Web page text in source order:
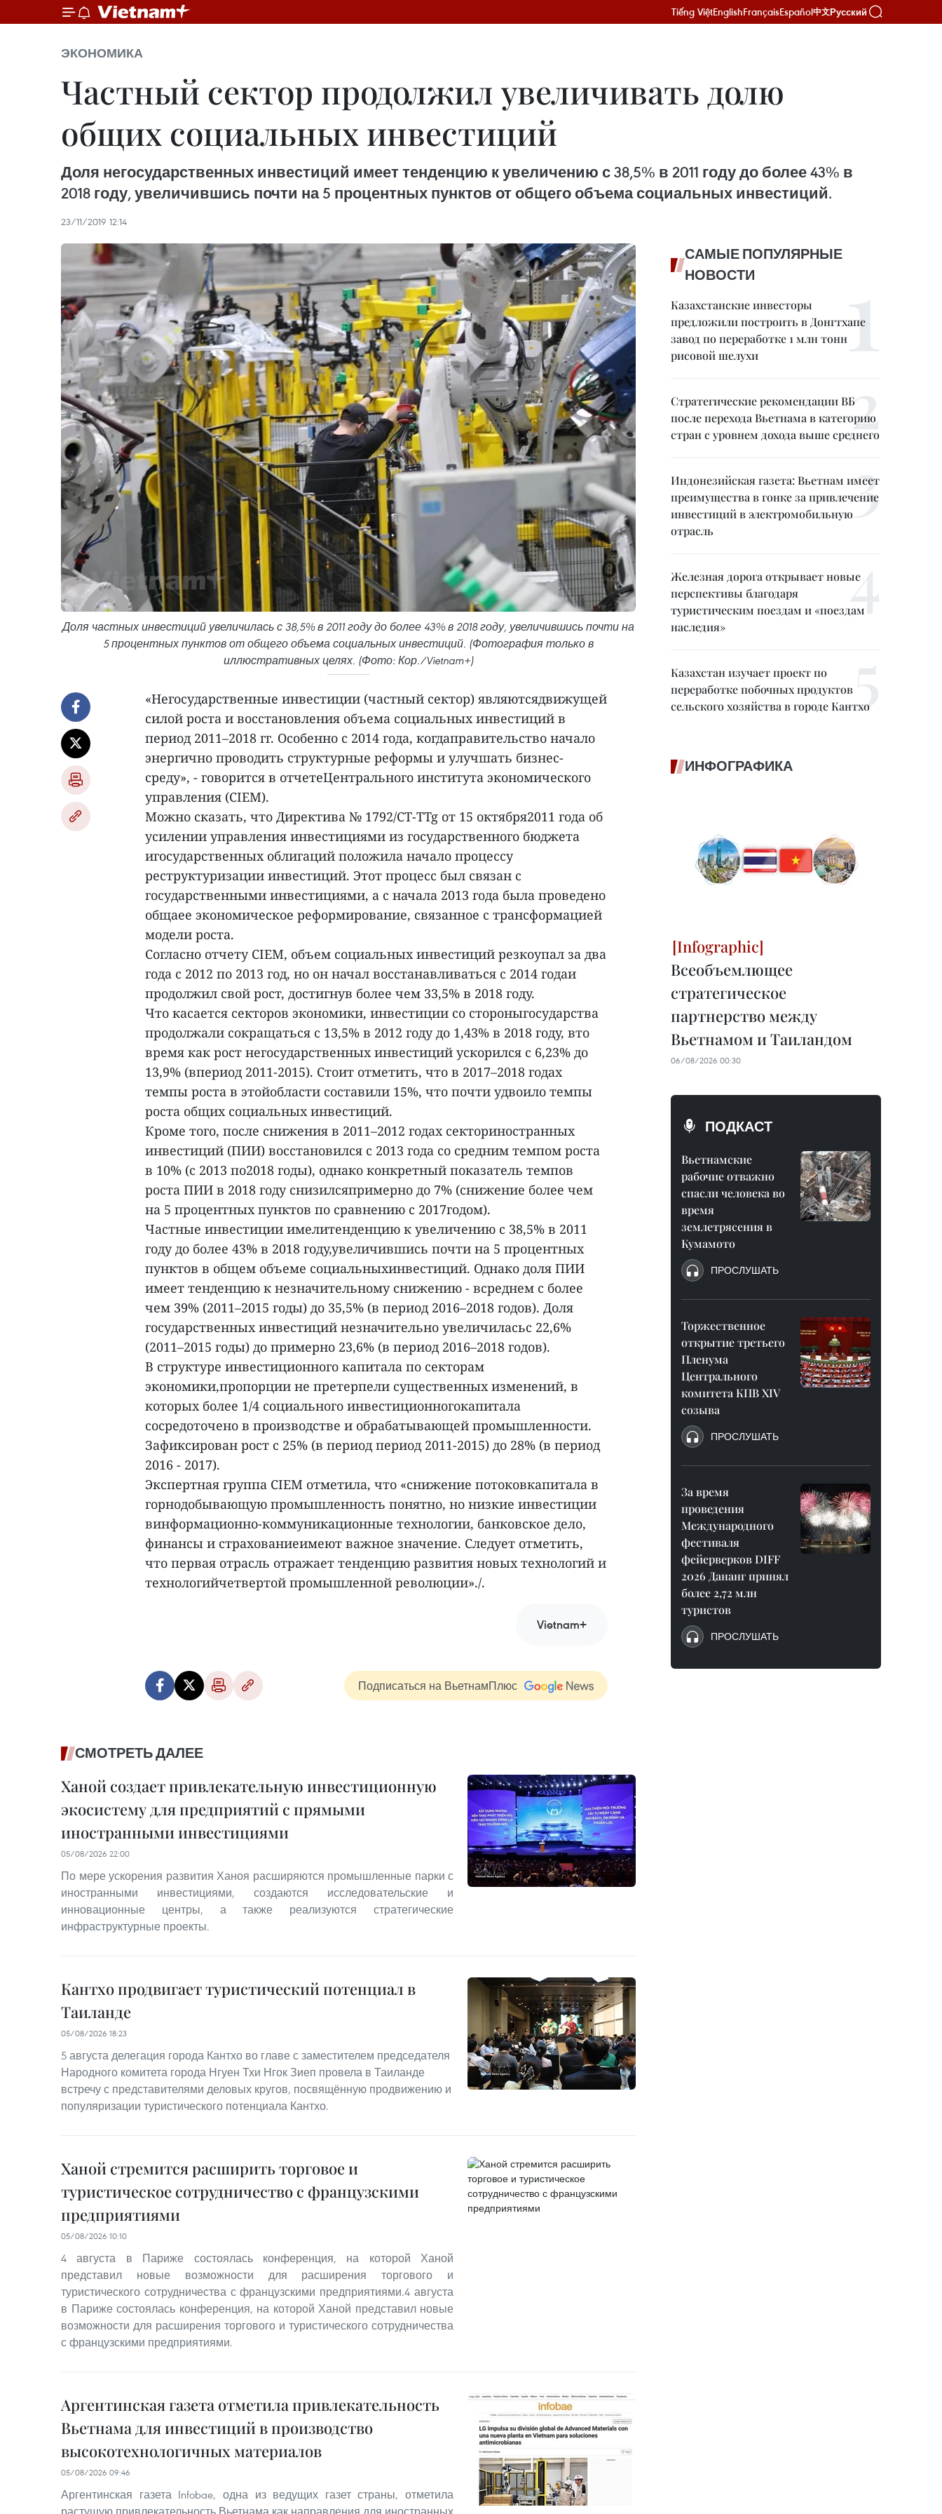
Tiếng ViệtEnglishFrançaisEspañol中文Русский
ЭКОНОМИКА
Частный сектор продолжил увеличивать долю
общих социальных инвестиций
Доля негосударственных инвестиций имеет тенденцию к увеличению с 38,5% в 2011 году до более 43% в
2018 году, увеличившись почти на 5 процентных пунктов от общего объема социальных инвестиций.
23/11/2019 12:14
Доля частных инвестиций увеличилась с 38,5% в 2011 году до более 43% в 2018 году, увеличившись почти на
5 процентных пунктов от общего объема социальных инвестиций. (Фотография только в
иллюстративных целях. (Фото: Кор./Vietnam+)
«Негосударственные инвестиции (частный сектор) являютсядвижущей
силой роста и восстановления объема социальных инвестиций в
период 2011–2018 гг. Особенно с 2014 года, когдаправительство начало
энергично проводить структурные реформы и улучшать бизнес-
среду», - говорится в отчетеЦентрального института экономического
управления (CIEM).
Можно сказать, что Директива № 1792/CT-TTg от 15 октября2011 года об
усилении управления инвестициями из государственного бюджета
игосударственных облигаций положила начало процессу
реструктуризации инвестиций. Этот процесс был связан с
государственными инвестициями, а с начала 2013 года была проведено
общаее экономическое реформирование, связанное с трансформацией
модели роста.
Согласно отчету CIEM, объем социальных инвестиций резкоупал за два
года с 2012 по 2013 год, но он начал восстанавливаться с 2014 годаи
продолжил свой рост, достигнув более чем 33,5% в 2018 году.
Что касается секторов экономики, инвестиции со стороныгосударства
продолжали сокращаться с 13,5% в 2012 году до 1,43% в 2018 году, вто
время как рост негосударственных инвестиций ускорился с 6,23% до
13,9% (впериод 2011-2015). Стоит отметить, что в 2017–2018 годах
темпы роста в этойобласти составили 15%, что почти удвоило темпы
роста общих социальных инвестиций.
Кроме того, после снижения в 2011–2012 годах секториностранных
инвестиций (ПИИ) восстановился с 2013 года со средним темпом роста
в 10% (с 2013 по2018 годы), однако конкретный показатель темпов
роста ПИИ в 2018 году снизилсяпримерно до 7% (снижение более чем
на 5 процентных пунктов по сравнению с 2017годом).
Частные инвестиции имелитенденцию к увеличению с 38,5% в 2011
году до более 43% в 2018 году,увеличившись почти на 5 процентных
пунктов в общем объеме социальныхинвестиций. Однако доля ПИИ
имеет тенденцию к незначительному снижению - всреднем с более
чем 39% (2011–2015 годы) до 35,5% (в период 2016–2018 годов). Доля
государственных инвестиций незначительно увеличиласьс 22,6%
(2011–2015 годы) до примерно 23,6% (в период 2016–2018 годов).
В структуре инвестиционного капитала по секторам
экономики,пропорции не претерпели существенных изменений, в
которых более 1/4 социального инвестиционногокапитала
сосредоточено в производстве и обрабатывающей промышленности.
Зафиксирован рост с 25% (в период период 2011-2015) до 28% (в период
2016 - 2017).
Экспертная группа CIEM отметила, что «снижение потоковкапитала в
горнодобывающую промышленность понятно, но низкие инвестиции
винформационно-коммуникационные технологии, банковское дело,
финансы и страхованиеимеют важное значение. Следует отметить,
что первая отрасль отражает тенденцию развития новых технологий и
технологийчетвертой промышленной революции»./.
Vietnam+
Подписаться на ВьетнамПлюс
СМОТРЕТЬ ДАЛЕЕ
Ханой создает привлекательную инвестиционную
экосистему для предприятий с прямыми
иностранными инвестициями
05/08/2026 22:00
По мере ускорения развития Ханоя расширяются промышленные парки с
иностранными инвестициями, создаются исследовательские и
инновационные центры, а также реализуются стратегические
инфраструктурные проекты.
Кантхо продвигает туристический потенциал в
Таиланде
05/08/2026 18:23
5 августа делегация города Кантхо во главе с заместителем председателя
Народного комитета города Нгуен Тхи Нгок Зиеп провела в Таиланде
встречу с представителями деловых кругов, посвящённую продвижению и
популяризации туристического потенциала Кантхо.
Ханой стремится расширить торговое и
туристическое сотрудничество с французскими
предприятиями
05/08/2026 10:10
4 августа в Париже состоялась конференция, на которой Ханой
представил новые возможности для расширения торгового и
туристического сотрудничества с французскими предприятиями.4 августа
в Париже состоялась конференция, на которой Ханой представил новые
возможности для расширения торгового и туристического сотрудничества
с французскими предприятиями.
Аргентинская газета отметила привлекательность
Вьетнама для инвестиций в производство
высокотехнологичных материалов
05/08/2026 09:46
Аргентинская газета Infobae, одна из ведущих газет страны, отметила
растущую привлекательность Вьетнама как направления для иностранных
САМЫЕ ПОПУЛЯРНЫЕ
НОВОСТИ
Казахстанские инвесторы
предложили построить в Донгтхапе
завод по переработке 1 млн тонн
рисовой шелухи
Стратегические рекомендации ВБ
после перехода Вьетнама в категорию
стран с уровнем дохода выше среднего
Индонезийская газета: Вьетнам имеет
преимущества в гонке за привлечение
инвестиций в электромобильную
отрасль
Железная дорога открывает новые
перспективы благодаря
туристическим поездам и «поездам
наследия»
Казахстан изучает проект по
переработке побочных продуктов
сельского хозяйства в городе Кантхо
ИНФОГРАФИКА
Всеобъемлющее
стратегическое
партнерство между
Вьетнамом и Таиландом
06/08/2026 00:30
ПОДКАСТ
Вьетнамские
рабочие отважно
спасли человека во
время
землетрясения в
Кумамото
ПРОСЛУШАТЬ
Торжественное
открытие третьего
Пленума
Центрального
комитета КПВ XIV
созыва
ПРОСЛУШАТЬ
За время
проведения
Международного
фестиваля
фейерверков DIFF
2026 Дананг принял
более 2,72 млн
туристов
ПРОСЛУШАТЬ